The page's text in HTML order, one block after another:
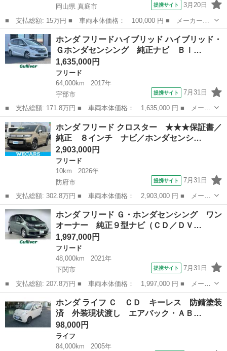
岡山県 真庭市
提携サイト 3月20日
■ 支払総額: 15万円 ■ 車両本体価格： 100,000 円 ■ メーカー
名： ホンダ ■ 車種名： ライフ ■ グレード名： Ｇタイプ キ
ーレスエントリー ＡＴ カセット 衝突安全ボディ エアコン ■
排気量： 66...
岡山 真庭市 ライフ
ホンダ フリードハイブリッド ハイブリッド・
Ｇホンダセンシング 純正ナビ Ｂｌ…
1,635,000円
フリード
64,000km
2017年
宇部市
提携サイト 7月31日
■ 支払総額: 171.8万円 ■ 車両本体価格： 1,635,000 円 ■ メーカ
ー名： ホンダ ■ 車種名： フリードハイブリッド ■ グレード
名： ハイブリッド・Ｇホンダセンシング 純正ナビ Ｂｌｕｅｔｏ
ｏｔｈ バ...
山口 宇部市 フリード
ホンダ フリード クロスター ★★★保証書／
純正 ８インチ ナビ／ホンダセンシ…
2,903,000円
フリード
10km
2026年
防府市
提携サイト 7月31日
■ 支払総額: 302.8万円 ■ 車両本体価格： 2,903,000 円 ■ メーカ
ー名： ホンダ ■ 車種名： フリード ■ グレード名： クロスタ
ー ★★★保証書／純正 ８インチ ナビ／ホンダセンシング／両側
電動スラ...
山口 防府市 フリード
ホンダ フリード Ｇ・ホンダセンシング ワン
オーナー 純正９型ナビ（ＣＤ／ＤＶ…
1,997,000円
フリード
48,000km
2021年
下関市
提携サイト 7月31日
■ 支払総額: 207.8万円 ■ 車両本体価格： 1,997,000 円 ■ メーカ
ー名： ホンダ ■ 車種名： フリード ■ グレード名： Ｇ・ホン
ダセンシング ワンオーナー 純正９型ナビ（ＣＤ／ＤＶＤ／ＢＴ／
フルセグ...
フリード
ホンダ ライフ Ｃ ＣＤ キーレス 防錆塗装
済 外装現状渡し エアバック・ＡＢ…
98,000円
ライフ
84,000km
2005年